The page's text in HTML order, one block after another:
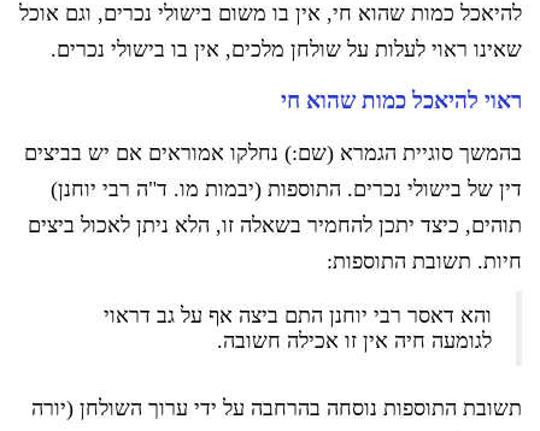
להיאכל כמות שהוא חי, אין בו משום בישולי נכרים, וגם אוכל
שאינו ראוי לעלות על שולחן מלכים, אין בו בישולי נכרים.
ראוי להיאכל כמות שהוא חי
בהמשך סוגיית הגמרא (שם:) נחלקו אמוראים אם יש בביצים
דין של בישולי נכרים. התוספות (יבמות מו. ד"ה רבי יוחנן)
תוהים, כיצד יתכן להחמיר בשאלה זו, הלא ניתן לאכול ביצים
חיות. תשובת התוספות:
והא דאסר רבי יוחנן התם ביצה אף על גב דראוי
לגומעה חיה אין זו אכילה חשובה.
תשובת התוספות נוסחה בהרחבה על ידי ערוך השולחן (יורה